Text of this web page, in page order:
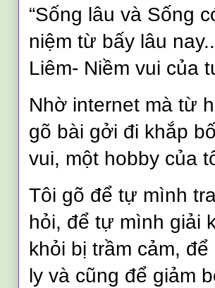
“Sống lâu và Sống
niệm từ bấy lâu
Liêm- Niềm vui của
Nhờ internet mà từ
gõ bài gởi đi khắp
vui, một hobby của
Tôi gõ để tự mình
hỏi, để tự mình giải
khỏi bị trầm cảm,
ly và cũng để giảm